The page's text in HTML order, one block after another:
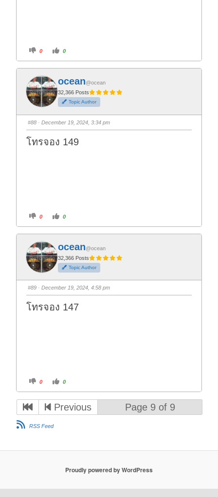
C
i
k
f
o
r
t
h
u
m
d
o
n
.
0
C
i
k
o
r
t
h
u
m
u
p
0
ocean@ocean
32,366 Posts
Topic Author
#88 · December 19, 2024, 3:34 pm
โทรจอง 149
C
i
k
f
o
r
t
h
u
m
b
d
o
n
.
0
C
i
k
o
r
t
h
u
m
b
u
p
0
ocean@ocean
32,366 Posts
Topic Author
#89 · December 19, 2024, 4:58 pm
โทรจอง 147
C
i
k
t
h
s
0
C
i
k
f
o
s
0
Previous Page 9 of 9
RSS Feed
Proudly powered by WordPress